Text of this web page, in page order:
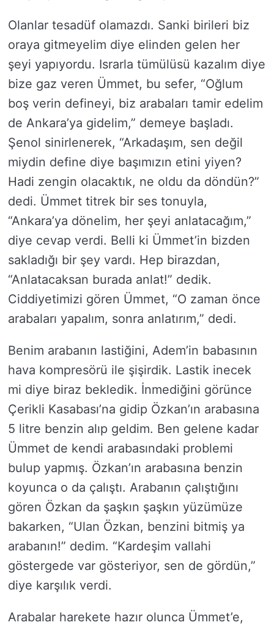
Olanlar tesadüf olamazdı. Sanki birileri biz
oraya gitmeyelim diye elinden gelen her
şeyi yapıyordu. Israrla tümülüsü kazalım diye
bize gaz veren Ümmet, bu sefer, “Oğlum
boş verin defineyi, biz arabaları tamir edelim
de Ankara’ya gidelim,” demeye başladı.
Şenol sinirlenerek, “Arkadaşım, sen değil
miydin define diye başımızın etini yiyen?
Hadi zengin olacaktık, ne oldu da döndün?”
dedi. Ümmet titrek bir ses tonuyla,
“Ankara’ya dönelim, her şeyi anlatacağım,”
diye cevap verdi. Belli ki Ümmet’in bizden
sakladığı bir şey vardı. Hep birazdan,
“Anlatacaksan burada anlat!” dedik.
Ciddiyetimizi gören Ümmet, “O zaman önce
arabaları yapalım, sonra anlatırım,” dedi.
Benim arabanın lastiğini, Adem’in babasının
hava kompresörü ile şişirdik. Lastik inecek
mi diye biraz bekledik. İnmediğini görünce
Çerikli Kasabası’na gidip Özkan’ın arabasına
5 litre benzin alıp geldim. Ben gelene kadar
Ümmet de kendi arabasındaki problemi
bulup yapmış. Özkan’ın arabasına benzin
koyunca o da çalıştı. Arabanın çalıştığını
gören Özkan da şaşkın şaşkın yüzümüze
bakarken, “Ulan Özkan, benzini bitmiş ya
arabanın!” dedim. “Kardeşim vallahi
göstergede var gösteriyor, sen de gördün,”
diye karşılık verdi.
Arabalar harekete hazır olunca Ümmet’e,